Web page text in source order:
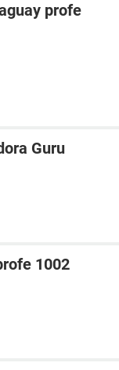
profe
Guru
1002